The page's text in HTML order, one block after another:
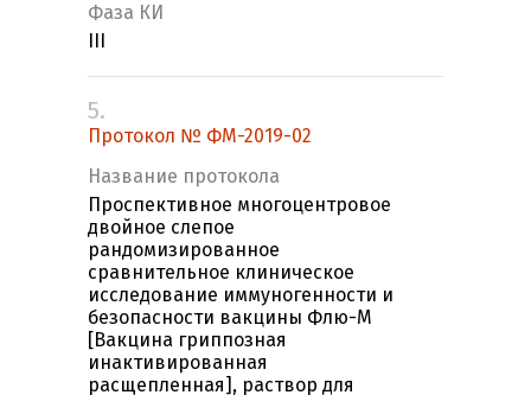
Фаза КИ
5.
Протокол № ФМ-2019-02
Название протокола
Проспективное многоцентровое
двойное слепое
рандомизированное
сравнительное клиническое
исследование иммуногенности и
безопасности вакцины Флю-М
[Вакцина гриппозная
инактивированная
расщепленная], раствор для